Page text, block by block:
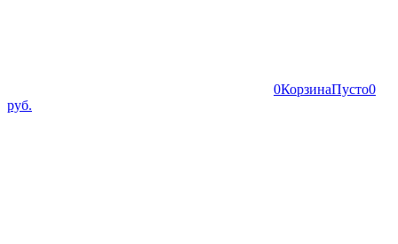
0КорзинаПусто0
руб.